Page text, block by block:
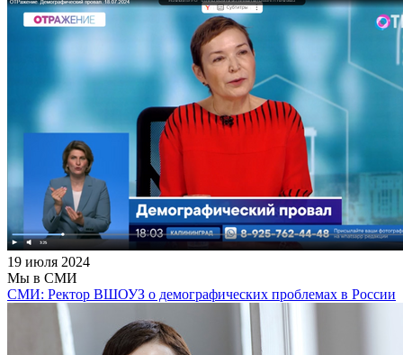
19 июля 2024
Мы в СМИ
СМИ: Ректор ВШОУЗ о демографических проблемах в России